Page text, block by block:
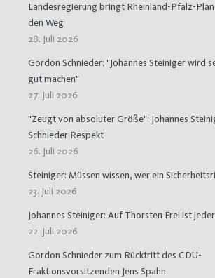
Landesregierung bringt Rheinland-Pfalz-
den Weg
28. Juli 2026
Gordon Schnieder: "Johannes Steiniger wird
gut machen"
27. Juli 2026
"Zeugt von absoluter Größe": Johannes
Schnieder Respekt
26. Juli 2026
Steiniger: Müssen wissen, wer ein
23. Juli 2026
Johannes Steiniger: Auf Thorsten Frei ist
22. Juli 2026
Gordon Schnieder zum Rücktritt des CDU-
Fraktionsvorsitzenden Jens Spahn